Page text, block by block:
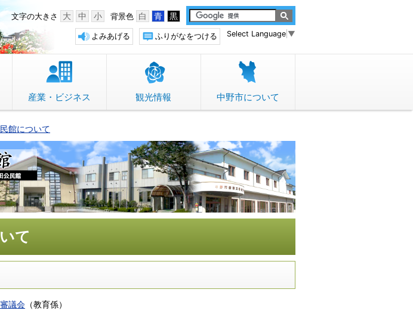
さと 背景色 白 青 黒
文字の大きさ 大 中 小
Select Language ▼
ふりがなをつける
よみあげる
産業・ビジネス 観光情報 中野市について
館について
て
議会 （教育係）